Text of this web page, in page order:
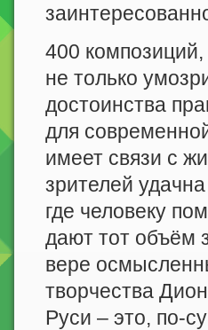
400
не только
достоинства
для
имеет связи с
зрителей
где человеку
дают тот объём
вере
творчества
Руси – это, по-